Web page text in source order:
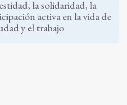
la solidaridad, la
activa en la vida de
y el trabajo